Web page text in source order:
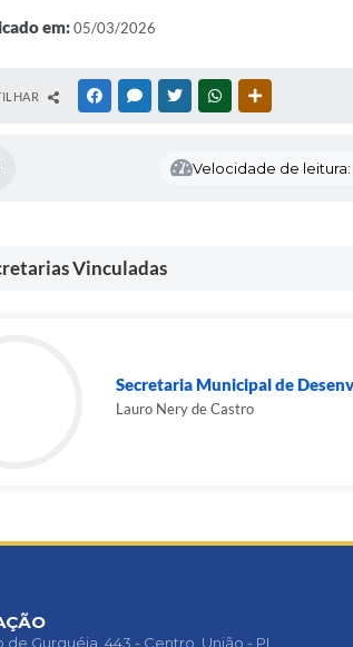
em:05/03/2026
FACEBOOKMESSENGER
TWITTERWHATSAPP
Velocidade de leitura:
Vinculadas
Secretaria Municipal de
Lauro Nery de Castro
de Gurguéia, 443 - Centro, União - PI